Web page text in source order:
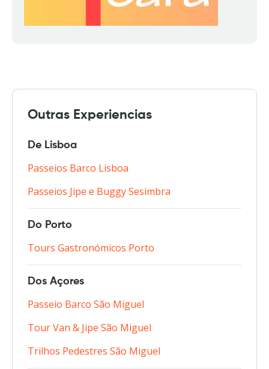
Outras Experiencias
De Lisboa
Passeios Barco Lisboa
Passeios Jipe e Buggy Sesimbra
Do Porto
Tours Gastronómicos Porto
Dos Açores
Passeio Barco São Miguel
Tour Van & Jipe São Miguel
Trilhos Pedestres São Miguel